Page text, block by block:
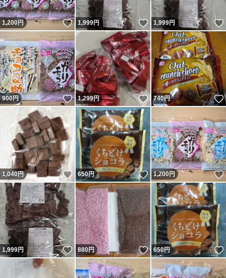
1,200円 いいね！
1,999円 いいね！
1,999円
900円 いいね！
1,299円 いいね！
740円
1,040円 いいね！
650円 いいね！
1,200円
1,999円 いいね！
880円 いいね！
650円